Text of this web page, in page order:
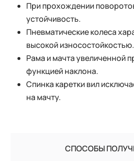
При прохождении
устойчивость.
Пневматические колеса
высокой износостойкостью.
Рама и мачта увеличенной
функцией наклона.
Спинка каретки вил
на мачту.
СПОСОБЫ